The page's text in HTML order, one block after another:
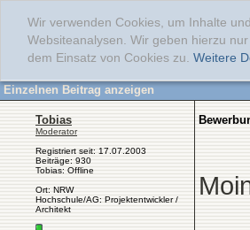
Wir verwenden Cookies, um Inhalte
Websiteanalysen. Wir geben hierzu
dem Einsatz von Cookies zu. Weitere
Einzelnen Beitrag anzeigen
Tobias
Moderator
Registriert seit: 17.07.2003
Beiträge: 930
Tobias: Offline
Ort: NRW
Hochschule/AG: Projektentwickler /
Architekt